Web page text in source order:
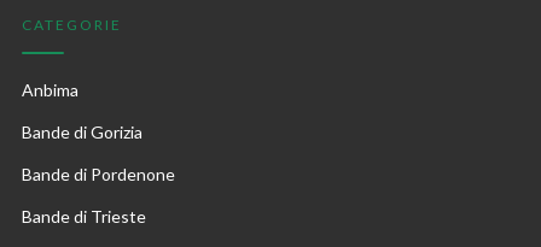
CATEGORIE
Anbima
Bande di Gorizia
Bande di Pordenone
Bande di Trieste